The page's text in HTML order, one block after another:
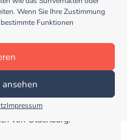
Wenn Sie Ihre Zustimmung
Funktionen
Impressum
Erzieherin in
und Biodanza-Leiterin.
Ausbildung an der
Zusammen mit
und Katze "Rosa"
Ort umgeben von Natur,
von Oldenburg.